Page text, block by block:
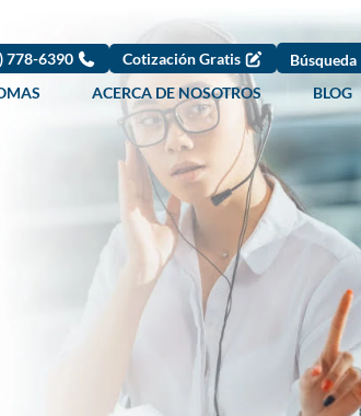
778-6390 Cotización Gratis Búsqueda
ACERCA DE NOSOTROS BLOG